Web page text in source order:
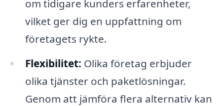
om tidigare kunders erfarenheter,
vilket ger dig en uppfattning om
företagets rykte.
Flexibilitet: Olika företag erbjuder
olika tjänster och paketlösningar.
Genom att jämföra flera alternativ kan